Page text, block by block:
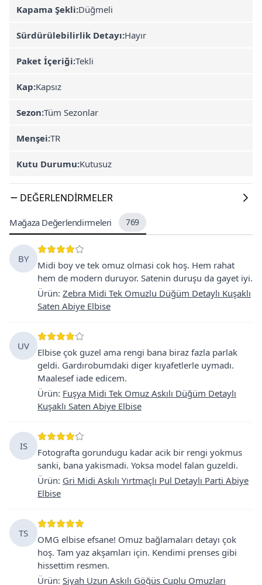
Kapama Şekli:Düğmeli
Sürdürülebilirlik Detayı:Hayır
Paket İçeriği:Tekli
Kap:Kapsız
Sezon:Tüm Sezonlar
Menşei:TR
Kutu Durumu:Kutusuz
DEĞERLENDIRMELER
Mağaza Değerlendirmeleri 769
BY
Midi boy ve tek omuz olmasi cok hoş. Hem rahat
hem de modern duruyor. Satenin duruşu da gayet iyi.
Ürün: Zebra Midi Tek Omuzlu Düğüm Detaylı Kuşaklı
Saten Abiye Elbise
UV
Elbise çok guzel ama rengi bana biraz fazla parlak
geldi. Gardırobumdaki diger kıyafetlerle uymadı.
Maalesef iade edicem.
Ürün: Fuşya Midi Tek Omuz Askılı Düğüm Detaylı
Kuşaklı Saten Abiye Elbise
IS
Fotografta gorundugu kadar acik bir rengi yokmus
sanki, bana yakismadi. Yoksa model falan guzeldi.
Ürün: Gri Midi Askılı Yırtmaçlı Pul Detaylı Parti Abiye
Elbise
TS
OMG elbise efsane! Omuz bağlamaları detayı çok
hoş. Tam yaz akşamları için. Kendimi prenses gibi
hissettim resmen.
Ürün: Siyah Uzun Askılı Göğüs Cuplu Omuzları